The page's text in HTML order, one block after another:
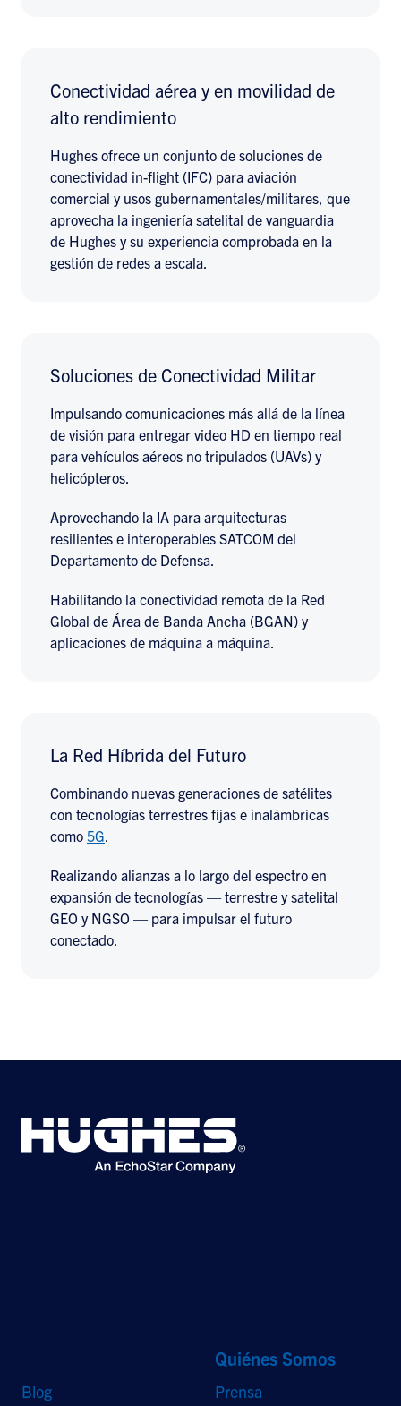
Conectividad aérea y en movilidad de
alto rendimiento
Hughes ofrece un conjunto de soluciones de
conectividad in-flight (IFC) para aviación
comercial y usos gubernamentales/militares, que
aprovecha la ingeniería satelital de vanguardia
de Hughes y su experiencia comprobada en la
gestión de redes a escala.
Soluciones de Conectividad Militar
Impulsando comunicaciones más allá de la línea
de visión para entregar video HD en tiempo real
para vehículos aéreos no tripulados (UAVs) y
helicópteros.
Aprovechando la IA para arquitecturas
resilientes e interoperables SATCOM del
Departamento de Defensa.
Habilitando la conectividad remota de la Red
Global de Área de Banda Ancha (BGAN) y
aplicaciones de máquina a máquina.
La Red Híbrida del Futuro
Combinando nuevas generaciones de satélites
con tecnologías terrestres fijas e inalámbricas
como 5G
Realizando alianzas a lo largo del espectro en
expansión de tecnologías — terrestre y satelital
GEO y NGSO — para impulsar el futuro
conectado.
Blog
Quiénes Somos
Prensa